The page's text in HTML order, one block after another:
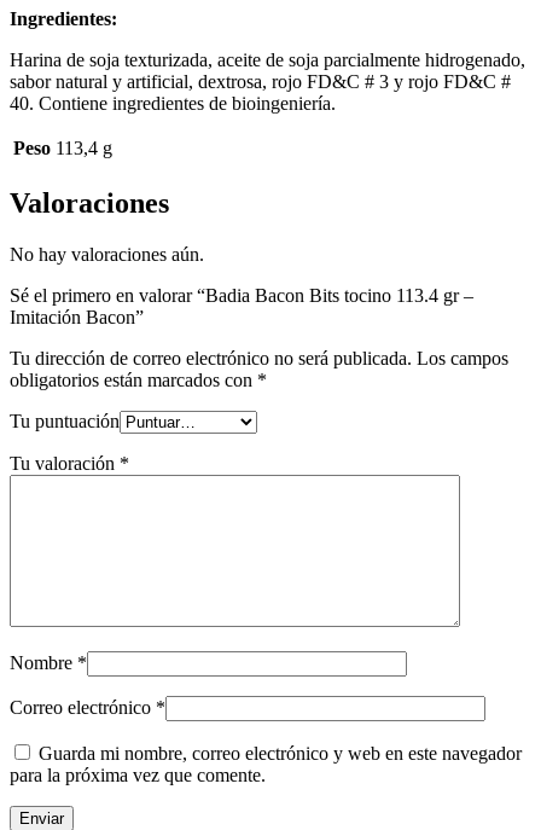
Ingredientes:
Harina de soja texturizada, aceite de soja parcialmente hidrogenado,
sabor natural y artificial, dextrosa, rojo FD&C # 3 y rojo FD&C #
40. Contiene ingredientes de bioingeniería.
Peso 113,4 g
Valoraciones
No hay valoraciones aún.
Sé el primero en valorar “Badia Bacon Bits tocino 113.4 gr –
Imitación Bacon”
Tu dirección de correo electrónico no será publicada. Los campos
obligatorios están marcados con *
Tu puntuación
Tu valoración *
Nombre *
Correo electrónico *
Guarda mi nombre, correo electrónico y web en este navegador
para la próxima vez que comente.